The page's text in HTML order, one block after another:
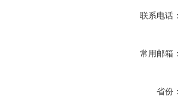
联系电话：
常用邮箱：
省份：